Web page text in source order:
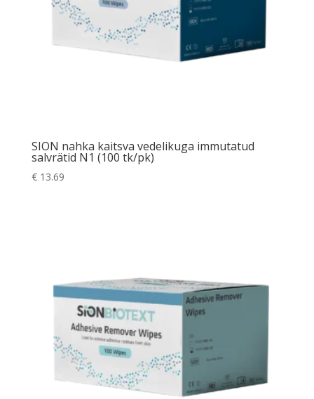
SION nahka kaitsva vedelikuga immutatud
salvrätid N1 (100 tk/pk)
€13.69